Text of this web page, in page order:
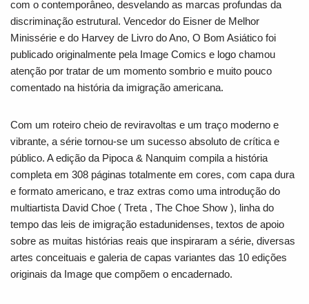
com o contemporâneo, desvelando as marcas profundas da
discriminação estrutural. Vencedor do Eisner de Melhor
Minissérie e do Harvey de Livro do Ano, O Bom Asiático foi
publicado originalmente pela Image Comics e logo chamou
atenção por tratar de um momento sombrio e muito pouco
comentado na história da imigração americana.
Com um roteiro cheio de reviravoltas e um traço moderno e
vibrante, a série tornou-se um sucesso absoluto de crítica e
público. A edição da Pipoca & Nanquim compila a história
completa em 308 páginas totalmente em cores, com capa dura
e formato americano, e traz extras como uma introdução do
multiartista David Choe ( Treta , The Choe Show ), linha do
tempo das leis de imigração estadunidenses, textos de apoio
sobre as muitas histórias reais que inspiraram a série, diversas
artes conceituais e galeria de capas variantes das 10 edições
originais da Image que compõem o encadernado.